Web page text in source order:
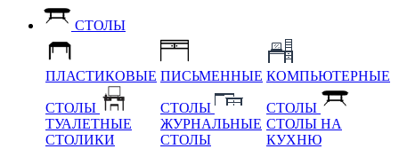
СТОЛЫ
ПЛАСТИКОВЫЕ
СТОЛЫ
ТУАЛЕТНЫЕ
СТОЛИКИ
ПИСЬМЕННЫЕ
СТОЛЫ
ЖУРНАЛЬНЫЕ
СТОЛЫ
КОМПЬЮТЕРНЫЕ
СТОЛЫ
СТОЛЫ НА
КУХНЮ